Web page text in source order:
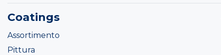
Coatings
Assortimento
Pittura